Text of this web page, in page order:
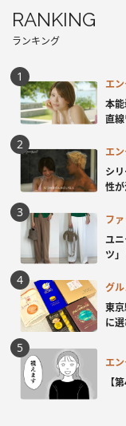
RANKING
ランキング
エ
本
直
エ
シ
性
フ
ユ
ツ
グ
東
に
エ
【